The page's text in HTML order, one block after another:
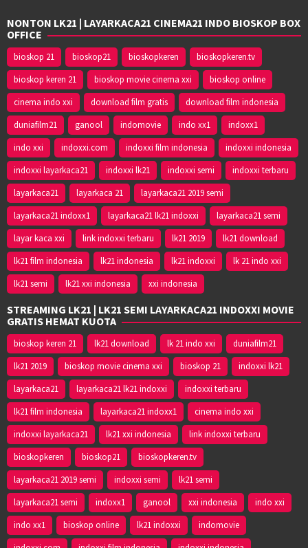
NONTON LK21 | LAYARKACA21 CINEMA21 INDO BIOSKOP BOX
OFFICE
bioskop 21 bioskop21 bioskopkeren
bioskopkeren.tv
bioskop keren 21
bioskop movie cinema xxi
bioskop online
cinema indo xxi
download film gratis
download film indonesia
duniafilm21
ganool indomovie indo xx1
indoxx1
indo xxi
indoxxi.com indoxxi film indonesia
indoxxi indonesia
indoxxi layarkaca21
indoxxi lk21 indoxxi semi
indoxxi terbaru
layarkaca21
layarkaca 21
layarkaca21 2019 semi
layarkaca21 indoxx1
layarkaca21 lk21 indoxxi
layarkaca21 semi
layar kaca xxi
link indoxxi terbaru lk21 2019
lk21 download
lk21 film indonesia
lk21 indonesia lk21 indoxxi
lk 21 indo xxi
lk21 semi
lk21 xxi indonesia xxi indonesia
STREAMING LK21 | LK21 SEMI LAYARKACA21 INDOXXI MOVIE
GRATIS HEMAT KUOTA
bioskop keren 21 lk21 download lk 21 indo xxi
duniafilm21
lk21 2019
bioskop movie cinema xxi bioskop 21
indoxxi lk21
layarkaca21
layarkaca21 lk21 indoxxi
indoxxi terbaru
lk21 film indonesia
layarkaca21 indoxx1
cinema indo xxi
indoxxi layarkaca21
lk21 xxi indonesia
link indoxxi terbaru
bioskopkeren
bioskop21
bioskopkeren.tv
layarkaca21 2019 semi
indoxxi semi
lk21 semi
layarkaca21 semi
indoxx1 ganool xxi indonesia
indo xxi
indo xx1
bioskop online lk21 indoxxi
indomovie